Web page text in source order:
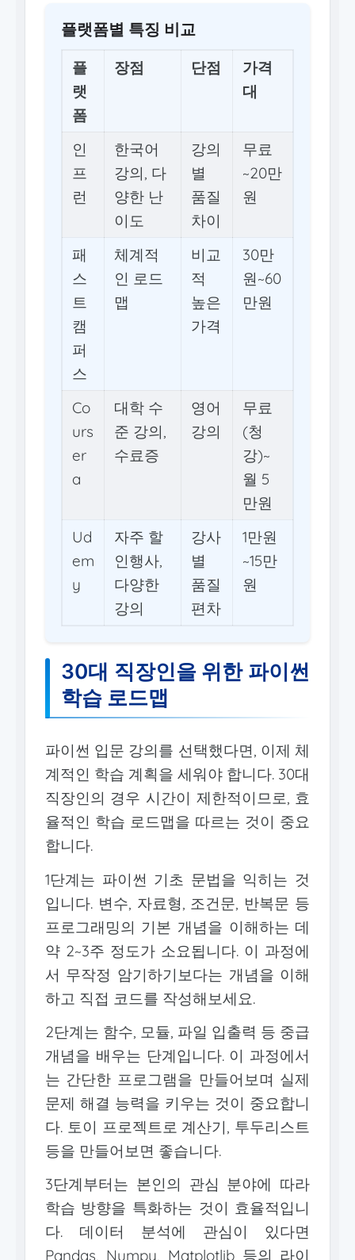
플랫폼별 특징 비교
플
랫
폼
장점 단점
가격
대
인
프
런
한국어
강의, 다
양한 난
이도
강의
별
품질
차이
무료
~20만
원
패
스
트
캠
퍼
스
체계적
인 로드
맵
비교
적
높은
가격
30만
원~60
만원
Co
urs
er
a
대학 수
준 강의,
수료증
영어
강의
무료
(청
강)~
월 5
만원
Ud
em
y
자주 할
인행사,
다양한
강의
강사
별
품질
편차
1만원
~15만
원
30대 직장인을 위한 파이썬
학습 로드맵
파이썬 입문 강의를 선택했다면, 이제 체
계적인 학습 계획을 세워야 합니다. 30대
직장인의 경우 시간이 제한적이므로, 효
율적인 학습 로드맵을 따르는 것이 중요
합니다.
1단계는 파이썬 기초 문법을 익히는 것
입니다. 변수, 자료형, 조건문, 반복문 등
프로그래밍의 기본 개념을 이해하는 데
약 2~3주 정도가 소요됩니다. 이 과정에
서 무작정 암기하기보다는 개념을 이해
하고 직접 코드를 작성해보세요.
2단계는 함수, 모듈, 파일 입출력 등 중급
개념을 배우는 단계입니다. 이 과정에서
는 간단한 프로그램을 만들어보며 실제
문제 해결 능력을 키우는 것이 중요합니
다. 토이 프로젝트로 계산기, 투두리스트
등을 만들어보면 좋습니다.
3단계부터는 본인의 관심 분야에 따라
학습 방향을 특화하는 것이 효율적입니
다. 데이터 분석에 관심이 있다면
Pandas, Numpy, Matplotlib 등의 라이